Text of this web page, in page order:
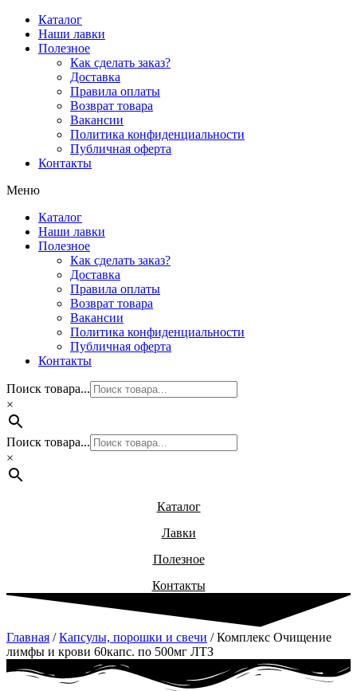
Перейти
содержимому
Каталог
Наши лавки
Полезное
Как сделать заказ?
Доставка
Правила оплаты
Возврат товара
Вакансии
Политика конфиденциальности
Публичная оферта
Контакты
Меню
Каталог
Наши лавки
Полезное
Как сделать заказ?
Доставка
Правила оплаты
Возврат товара
Вакансии
Политика конфиденциальности
Публичная оферта
Контакты
Поиск товара...
×
Поиск товара...
×
Каталог
Лавки
Полезное
Контакты
Главная /Капсулы, порошки и свечи / Комплекс Очищение
лимфы и крови 60капс. по 500мг ЛТЗ